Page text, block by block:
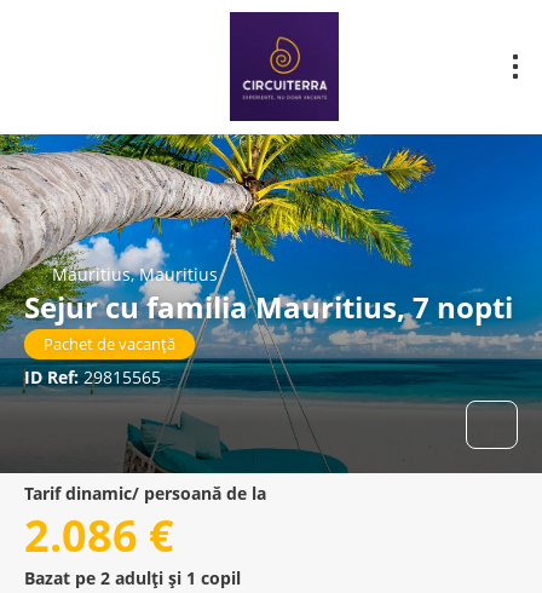
Mauritius, Mauritius
Sejur cu familia Mauritius, 7 nopti
Pachet de vacanță
ID Ref: 29815565
Tarif dinamic/ persoană de la
2.086 €
Bazat pe 2 adulți și 1 copil